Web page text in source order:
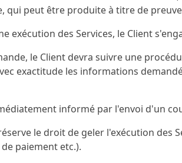
qui peut être produite à titre de preuve
exécution des Services, le Client
le Client devra suivre une
exactitude les informations
informé par l'envoi d'un
réserve le droit de geler l'exécution
paiement etc.).